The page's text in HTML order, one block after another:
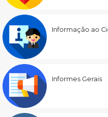
Informação ao
Informes Gerais